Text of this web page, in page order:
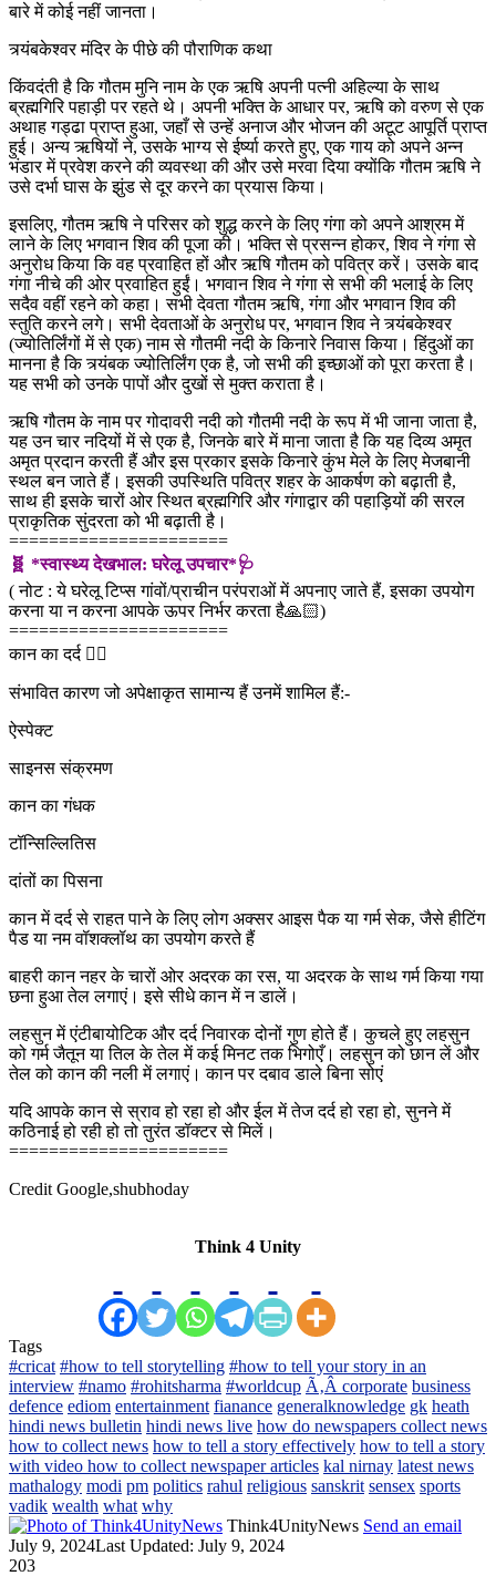
बारे में कोई नहीं जानता।
त्र्यंबकेश्वर मंदिर के पीछे की पौराणिक कथा
किंवदंती है कि गौतम मुनि नाम के एक ऋषि अपनी पत्नी अहिल्या के साथ
ब्रह्मगिरि पहाड़ी पर रहते थे। अपनी भक्ति के आधार पर, ऋषि को वरुण से एक
अथाह गड्ढा प्राप्त हुआ, जहाँ से उन्हें अनाज और भोजन की अटूट आपूर्ति प्राप्त
हुई। अन्य ऋषियों ने, उसके भाग्य से ईर्ष्या करते हुए, एक गाय को अपने अन्न
भंडार में प्रवेश करने की व्यवस्था की और उसे मरवा दिया क्योंकि गौतम ऋषि ने
उसे दर्भा घास के झुंड से दूर करने का प्रयास किया।
इसलिए, गौतम ऋषि ने परिसर को शुद्ध करने के लिए गंगा को अपने आश्रम में
लाने के लिए भगवान शिव की पूजा की। भक्ति से प्रसन्न होकर, शिव ने गंगा से
अनुरोध किया कि वह प्रवाहित हों और ऋषि गौतम को पवित्र करें। उसके बाद
गंगा नीचे की ओर प्रवाहित हुईं। भगवान शिव ने गंगा से सभी की भलाई के लिए
सदैव वहीं रहने को कहा। सभी देवता गौतम ऋषि, गंगा और भगवान शिव की
स्तुति करने लगे। सभी देवताओं के अनुरोध पर, भगवान शिव ने त्र्यंबकेश्वर
(ज्योतिर्लिंगों में से एक) नाम से गौतमी नदी के किनारे निवास किया। हिंदुओं का
मानना ​​है कि त्र्यंबक ज्योतिर्लिंग एक है, जो सभी की इच्छाओं को पूरा करता है।
यह सभी को उनके पापों और दुखों से मुक्त कराता है।
ऋषि गौतम के नाम पर गोदावरी नदी को गौतमी नदी के रूप में भी जाना जाता है,
यह उन चार नदियों में से एक है, जिनके बारे में माना जाता है कि यह दिव्य अमृत
अमृत प्रदान करती हैं और इस प्रकार इसके किनारे कुंभ मेले के लिए मेजबानी
स्थल बन जाते हैं। इसकी उपस्थिति पवित्र शहर के आकर्षण को बढ़ाती है,
साथ ही इसके चारों ओर स्थित ब्रह्मगिरि और गंगाद्वार की पहाड़ियों की सरल
प्राकृतिक सुंदरता को भी बढ़ाती है।
======================
🧬 *स्वास्थ्य देखभाल: घरेलू उपचार*🩺
( नोट : ये घरेलू टिप्स गांवों/प्राचीन परंपराओं में अपनाए जाते हैं, इसका उपयोग
करना या न करना आपके ऊपर निर्भर करता है🙏🏻)
======================
कान का दर्द 👂🏻
संभावित कारण जो अपेक्षाकृत सामान्य हैं उनमें शामिल हैं:-
ऐस्पेक्ट
साइनस संक्रमण
कान का गंधक
टॉन्सिल्लितिस
दांतों का पिसना
कान में दर्द से राहत पाने के लिए लोग अक्सर आइस पैक या गर्म सेक, जैसे हीटिंग
पैड या नम वॉशक्लॉथ का उपयोग करते हैं
बाहरी कान नहर के चारों ओर अदरक का रस, या अदरक के साथ गर्म किया गया
छना हुआ तेल लगाएं। इसे सीधे कान में न डालें।
लहसुन में एंटीबायोटिक और दर्द निवारक दोनों गुण होते हैं। कुचले हुए लहसुन
को गर्म जैतून या तिल के तेल में कई मिनट तक भिगोएँ। लहसुन को छान लें और
तेल को कान की नली में लगाएं। कान पर दबाव डाले बिना सोएं
यदि आपके कान से स्राव हो रहा हो और ईल में तेज दर्द हो रहा हो, सुनने में
कठिनाई हो रही हो तो तुरंत डॉक्टर से मिलें।
======================
Credit Google,shubhoday
Think 4 Unity
Tags
#cricat #how to tell storytelling #how to tell your story in an
interview #namo #rohitsharma #worldcup Ã‚Â corporate business
defence ediom entertainment fianance generalknowledge gk heath
hindi news bulletin hindi news live how do newspapers collect news
how to collect news how to tell a story effectively how to tell a story
with video how to collect newspaper articles kal nirnay latest news
mathalogy modi pm politics rahul religious sanskrit sensex sports
vadik wealth what why
Think4UnityNews Send an email
July 9, 2024Last Updated: July 9, 2024
203